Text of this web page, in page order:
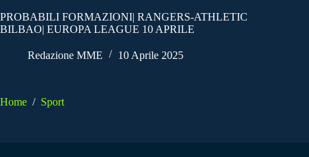
PROBABILI FORMAZIONI| RANGERS-ATHLETIC
BILBAO| EUROPA LEAGUE 10 APRILE
Redazione MME 10 Aprile 2025
Home / Sport